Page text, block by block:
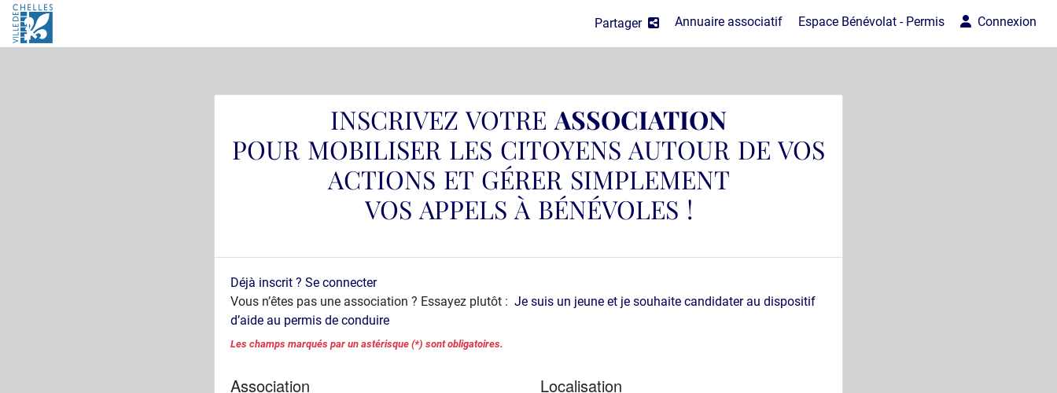
Partager Annuaire associatif Espace Bénévolat - Permis Connexion
INSCRIVEZ VOTRE ASSOCIATION
POUR MOBILISER LES CITOYENS AUTOUR DE VOS
ACTIONS ET GÉRER SIMPLEMENT
VOS APPELS À BÉNÉVOLES !
Déjà inscrit ? Se connecter
Vous n’êtes pas une association ? Essayez plutôt : Je suis un jeune et je souhaite candidater au dispositif
d’aide au permis de conduire
Les champs marqués par un astérisque (*) sont obligatoires.
Association Localisation
Panneau de gestion des cookies